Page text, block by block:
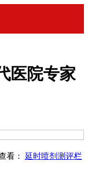
医院专家
看： 延时喷剂测评栏